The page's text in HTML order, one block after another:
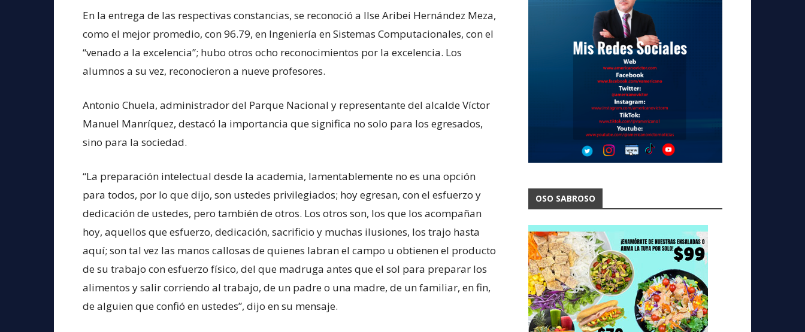
En la entrega de las respectivas constancias, se reconoció a Ilse Aribei Hernández Meza,
como el mejor promedio, con 96.79, en Ingeniería en Sistemas Computacionales, con el
“venado a la excelencia”; hubo otros ocho reconocimientos por la excelencia. Los
alumnos a su vez, reconocieron a nueve profesores.
Antonio Chuela, administrador del Parque Nacional y representante del alcalde Víctor
Manuel Manríquez, destacó la importancia que significa no solo para los egresados,
sino para la sociedad.
“La preparación intelectual desde la academia, lamentablemente no es una opción
para todos, por lo que dijo, son ustedes privilegiados; hoy egresan, con el esfuerzo y
dedicación de ustedes, pero también de otros. Los otros son, los que los acompañan
hoy, aquellos que esfuerzo, dedicación, sacrificio y muchas ilusiones, los trajo hasta
aquí; son tal vez las manos callosas de quienes labran el campo u obtienen el producto
de su trabajo con esfuerzo físico, del que madruga antes que el sol para preparar los
alimentos y salir corriendo al trabajo, de un padre o una madre, de un familiar, en fin,
de alguien que confió en ustedes”, dijo en su mensaje.
OSO SABROSO